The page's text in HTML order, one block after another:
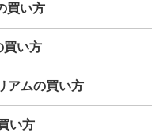
買い方
買い方
アムの買い方
い方